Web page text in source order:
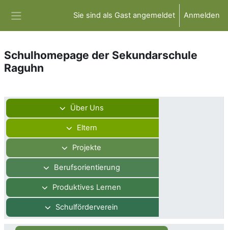
Sie sind als Gast angemeldet Anmelden
Schulhomepage der Sekundarschule
Raguhn
Über Uns
Eltern
Projekte
Berufsorientierung
Produktives Lernen
Schulförderverein